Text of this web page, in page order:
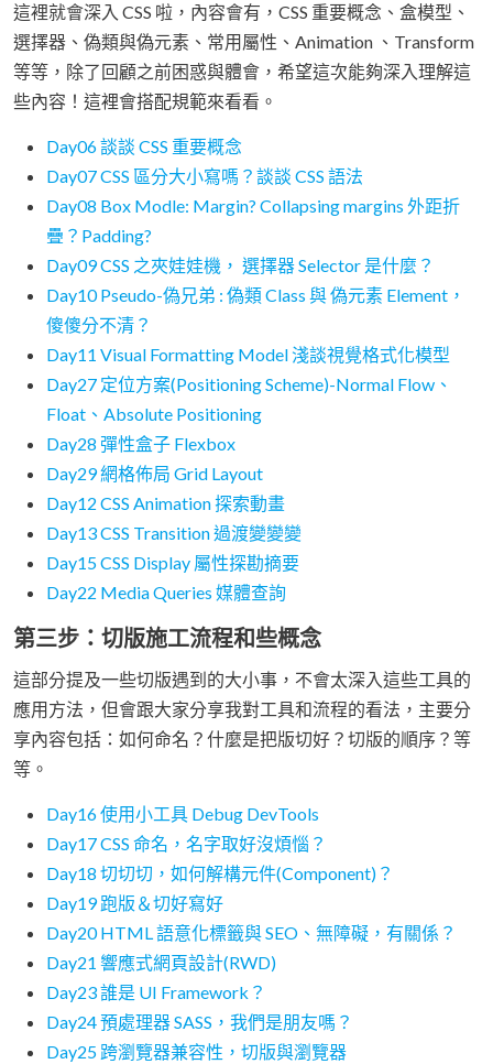
這裡就會深入 CSS 啦，內容會有，CSS 重要概念、盒模型、
選擇器、偽類與偽元素、常用屬性、Animation 、Transform
等等，除了回顧之前困惑與體會，希望這次能夠深入理解這
些內容！這裡會搭配規範來看看。
Day06 談談 CSS 重要概念
Day07 CSS 區分大小寫嗎？談談 CSS 語法
Day08 Box Modle: Margin? Collapsing margins 外距折
疊？Padding?
Day09 CSS 之夾娃娃機， 選擇器 Selector 是什麼？
Day10 Pseudo-偽兄弟 : 偽類 Class 與 偽元素 Element，
傻傻分不清？
Day11 Visual Formatting Model 淺談視覺格式化模型
Day27 定位方案(Positioning Scheme)-Normal Flow、
Float、Absolute Positioning
Day28 彈性盒子 Flexbox
Day29 網格佈局 Grid Layout
Day12 CSS Animation 探索動畫
Day13 CSS Transition 過渡變變變
Day15 CSS Display 屬性探勘摘要
Day22 Media Queries 媒體查詢
第三步：切版施工流程和些概念
這部分提及一些切版遇到的大小事，不會太深入這些工具的
應用方法，但會跟大家分享我對工具和流程的看法，主要分
享內容包括：如何命名？什麼是把版切好？切版的順序？等
等。
Day16 使用小工具 Debug DevTools
Day17 CSS 命名，名字取好沒煩惱？
Day18 切切切，如何解構元件(Component)？
Day19 跑版＆切好寫好
Day20 HTML 語意化標籤與 SEO、無障礙，有關係？
Day21 響應式網頁設計(RWD)
Day23 誰是 UI Framework？
Day24 預處理器 SASS，我們是朋友嗎？
Day25 跨瀏覽器兼容性，切版與瀏覽器